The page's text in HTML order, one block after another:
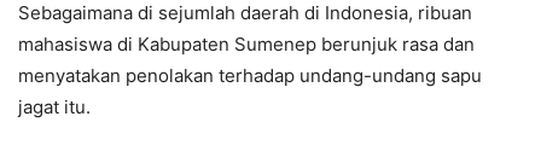
Sebagaimana di sejumlah daerah di Indonesia, ribuan
mahasiswa di Kabupaten Sumenep berunjuk rasa dan
menyatakan penolakan terhadap undang-undang sapu
jagat itu.